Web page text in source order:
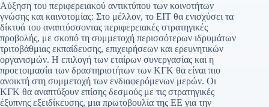
Αύξηση του περιφερειακού αντικτύπου των κοινοτήτων
γνώσης και καινοτομίας: Στο μέλλον, το ΕΙΤ θα ενισχύσει τα
δίκτυά του αναπτύσσοντας περιφερειακές στρατηγικές
προβολής, με σκοπό τη συμμετοχή περισσότερων ιδρυμάτων
τριτοβάθμιας εκπαίδευσης, επιχειρήσεων και ερευνητικών
οργανισμών. Η επιλογή των εταίρων συνεργασίας και η
προετοιμασία των δραστηριοτήτων των ΚΓΚ θα είναι πιο
ανοικτή στη συμμετοχή των ενδιαφερόμενων μερών. Οι
ΚΓΚ θα αναπτύξουν επίσης δεσμούς με τις στρατηγικές
έξυπνης εξειδίκευσης, μια πρωτοβουλία της ΕΕ για την